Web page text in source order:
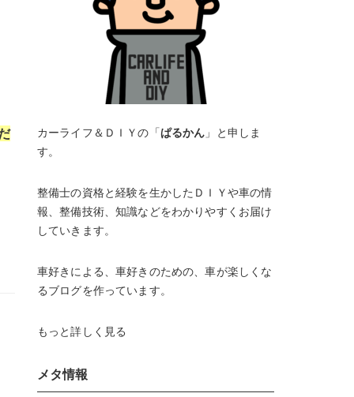
カーライフ＆ＤＩＹの「ぱるかん 」と申しま
す。
整備士の資格と経験を生かしたＤＩＹや車の情
報、整備技術、知識などをわかりやすくお届け
していきます。
車好きによる、車好きのための、車が楽しくな
るブログを作っています。
もっと詳しく見る
メタ情報